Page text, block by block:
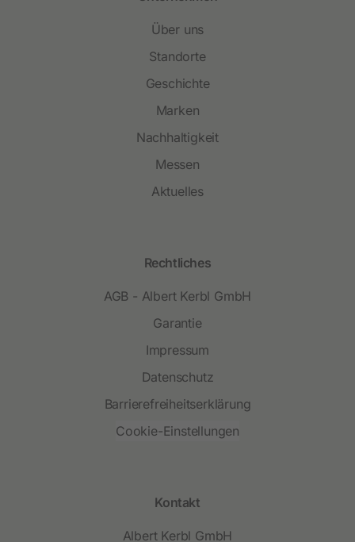
Über uns
Standorte
Geschichte
Marken
Nachhaltigkeit
Messen
Aktuelles
Rechtliches
AGB - Albert Kerbl GmbH
Garantie
Impressum
Datenschutz
Barrierefreiheitserklärung
Cookie-Einstellungen
Kontakt
Albert Kerbl GmbH